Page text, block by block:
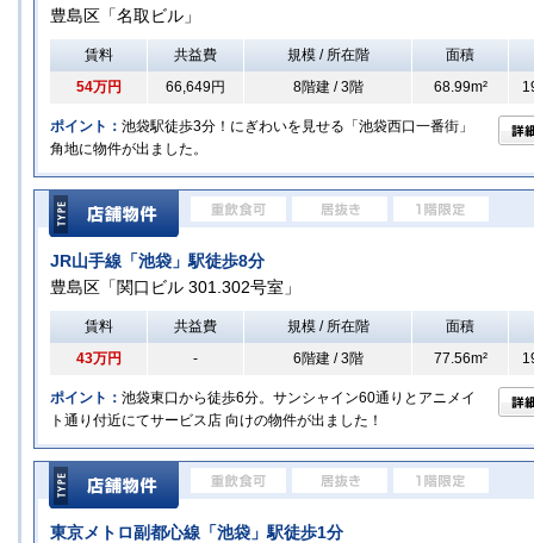
豊島区「名取ビル」
賃料 共益費 規模 / 所在階
面積
54万円
66,649円 8階建 / 3階 68.99m²
ポイント： 池袋駅徒歩3分！にぎわいを見せる「池袋西口一番街」
角地に物件が出ました。
JR山手線「池袋」駅徒歩8分
豊島区「関口ビル 301.302号室」
賃料 共益費 規模 / 所在階
面積
43万円
- 6階建 / 3階 77.56m²
ポイント： 池袋東口から徒歩6分。サンシャイン60通りとアニメイ
ト通り付近にてサービス店 向けの物件が出ました！
東京メトロ副都心線「池袋」駅徒歩1分